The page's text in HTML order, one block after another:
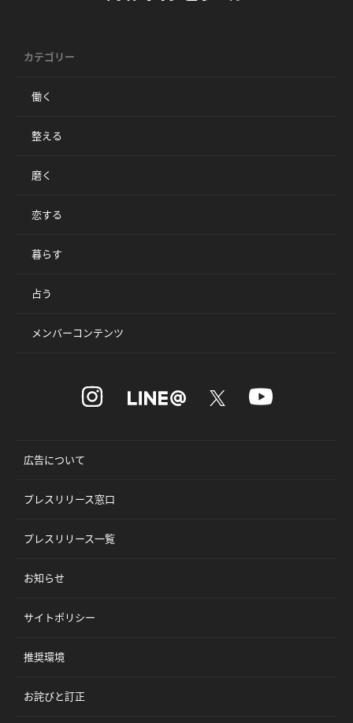
カテゴリー
働く
整える
磨く
恋する
暮らす
占う
メンバーコンテンツ
広告について
プレスリリース窓口
プレスリリース一覧
お知らせ
サイトポリシー
推奨環境
お詫びと訂正